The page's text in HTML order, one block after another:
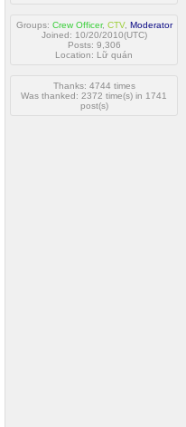
Groups: Crew Officer, CTV, Moderator
Joined: 10/20/2010(UTC)
Posts: 9,306
Location: Lữ quán
Thanks: 4744 times
Was thanked: 2372 time(s) in 1741
post(s)